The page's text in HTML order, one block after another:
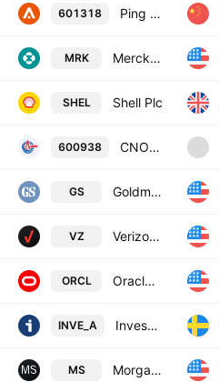
601318 Ping An Insurance (Group) Company of China, Ltd. Class A
MRK Merck & Co., Inc.
SHEL Shell Plc
600938 CNOOC Limited Class A
GS Goldman Sachs Group, Inc.
VZ Verizon Communications Inc.
ORCL Oracle Corporation
INVE_A Investor AB Class A
MS Morgan Stanley